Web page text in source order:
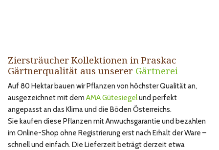
Ziersträucher Kollektionen in Praskac
Gärtnerqualität aus unserer Gärtnerei
Auf 80 Hektar bauen wir Pflanzen von höchster Qualität an,
ausgezeichnet mit dem AMA Gütesiegelund perfekt
angepasst an das Klima und die Böden Österreichs.
Sie kaufen diese Pflanzen mit Anwuchsgarantie und bezahlen
im Online-Shop ohne Registrierung erst nach Erhalt der Ware –
schnell und einfach. Die Lieferzeit beträgt derzeit etwa